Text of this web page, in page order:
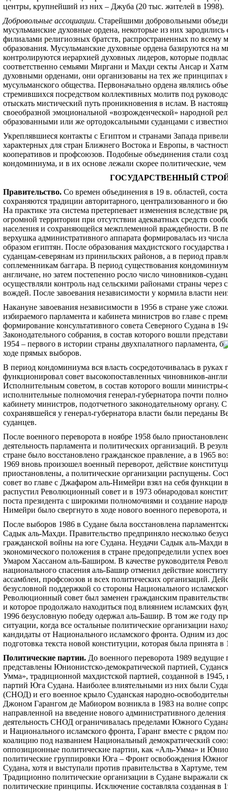
центры, крупнейший из них – Джуба (20 тыс. жителей в 1998).
Добровольные ассоциации. Старейшими добровольными
мусульманские духовные ордена, некоторые из них
филиалами религиозных братств, распространенных по всему
образования. Мусульманские духовные ордена базируются на
контролируются иерархией духовных лидеров, которые
соответственно семьями Миргани и Махди секты Ансар и
духовными орденами, они организованы на тех же принципах
мусульманского общества. Первоначально ордена являлись
стремившихся посредством коллективных молитв под
отыскать мистический путь проникновения в ислам. В
своеобразной эмоциональной «возрожденческой» народной
образованными или же ортодоксальными суданцами с
Укреплявшиеся контакты с Египтом и странами Запада
характерных для стран Ближнего Востока и Европы, в
кооперативов и профсоюзов. Подобные объединения стали
кондоминиума, и в их основе лежали скорее политические,
ГОСУДАРСТВЕННЫЙ
Правительство. Со времен объединения в 19 в. областей,
сохраняются традиции авторитарного, централизованного и
На практике эта система претерпевает изменения вследствие
огромной территории при отсутствии адекватных средств
населения и сохраняющейся межплеменной враждебности. В
верхушка административного аппарата формировалась из
образом египтян. После образования махдистского
суданцам-северянам из принильских районов, а в период
соплеменникам баггара. В период существования
англичане, но затем постепенно росло число чиновников-
осуществляли контроль над сельскими районами страны
вождей. После завоевания независимости у кормила власти
Накануне завоевания независимости в 1956 в стране уже
избираемого парламента и кабинета министров во главе с
формирование консультативного совета Северного Судана в
Законодательного собрания, в состав которого вошли
1954 – первого в истории страны двухпалатного парламента, б
ходе прямых выборов.
В период кондоминиума вся власть сосредоточивалась в руках
функционировал совет высокопоставленных чиновников-
Исполнительным советом, в состав которого вошли министры-
исполнительные полномочия генерал-губернатора почти
кабинету министров, подотчетного законодательному органу.
сохранявшейся у генерал-губернатора власти были переданы
суданцев.
После военного переворота в ноябре 1958 было
деятельность парламента и политических организаций. В
стране было восстановлено гражданское правление, а в 1965
1969 вновь произошел военный переворот, действие
приостановлены, а политические организации распущены.
совет во главе с Джафаром аль-Нимейри взял на себя
распустил Революционный совет и в 1973 обнародовал
поста президента с широкими полномочиями и создание
Нимейри было свергнуто в ходе нового военного переворота,
После выборов 1986 в Судане была восстановлена
Садык аль-Махди. Правительство предприняло несколько
гражданской войны на юге Судана. Неудачи Садык аль-Махди
экономического положения в стране предопределили успех
Умаром Хассаном аль-Баширом. В качестве руководителя
национального спасения аль-Башир отменил действие
ассамблеи, профсоюзов и всех политических организаций.
безусловной поддержкой со стороны Национального
Революционный совет был заменен гражданским
и которое продолжало находиться под влиянием исламских
1996 безусловную победу одержал аль-Башир. В том же году
ситуации, когда все остальные политические организации
кандидаты от Национального исламского фронта. Одним из
подготовка текста новой конституции, которая была принята в
Политические партии. До военного переворота 1989
представлены Юнионистско-демократической партией,
Умма», традиционной махдистской партией, созданной в
партий Юга Судана. Наиболее влиятельными из них были
(СНОД) и его военное крыло Суданская народно-
Джоном Гарангом де Мабиором возникла в 1983 на волне
направленной на введение нового административного
деятельность СНОД ограничивалась пределами Южного
и Национального исламского фронта, Гаранг вместе с рядом
коалицию под названием Национальный демократический
оппозиционные политические партии, как «Аль-Умма» и
политические группировки Юга – Фронт освобождения
Судана, хотя и выступали против правительства в Хартуме,
Традиционно политические организации в Судане выражали
политические принципы. Исключение составляла созданная в